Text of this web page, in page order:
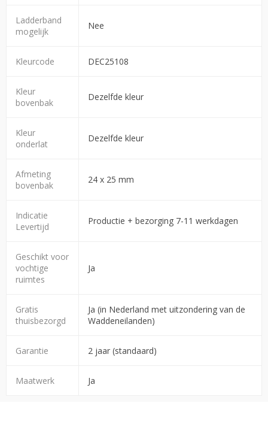
Ladderband
mogelijk
Nee
Kleurcode DEC25108
Kleur
bovenbak
Dezelfde kleur
Kleur
onderlat
Dezelfde kleur
Afmeting
bovenbak
24 x 25 mm
Indicatie
Levertijd
Productie + bezorging 7-11 werkdagen
Geschikt voor
vochtige
ruimtes
Ja
Gratis
thuisbezorgd
Ja (in Nederland met uitzondering van de
Waddeneilanden)
Garantie 2 jaar (standaard)
Maatwerk Ja